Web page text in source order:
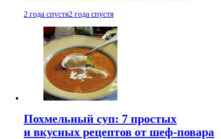
2 года спустя2 года спустя
Похмельный суп: 7 простых
и вкусных рецептов от шеф-повара